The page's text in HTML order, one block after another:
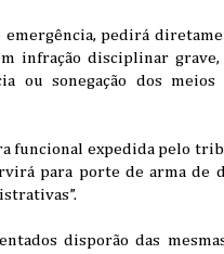
pedirá
infração disciplinar
ou sonegação dos meios
funcional expedida pelo
para porte de arma de
disporão das